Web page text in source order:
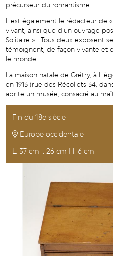
précurseur du romantisme.
Il est également le rédacteur de
vivant, ainsi que d’un ouvrage
Solitaire ». Tous deux exposent
témoignent, de façon vivante et
le monde.
La maison natale de Grétry, à
en 1913 (rue des Récollets 34,
abrite un musée, consacré au
Fin du 18e siècle
Europe occidentale
L. 37 cm l. 26 cm H. 6 cm